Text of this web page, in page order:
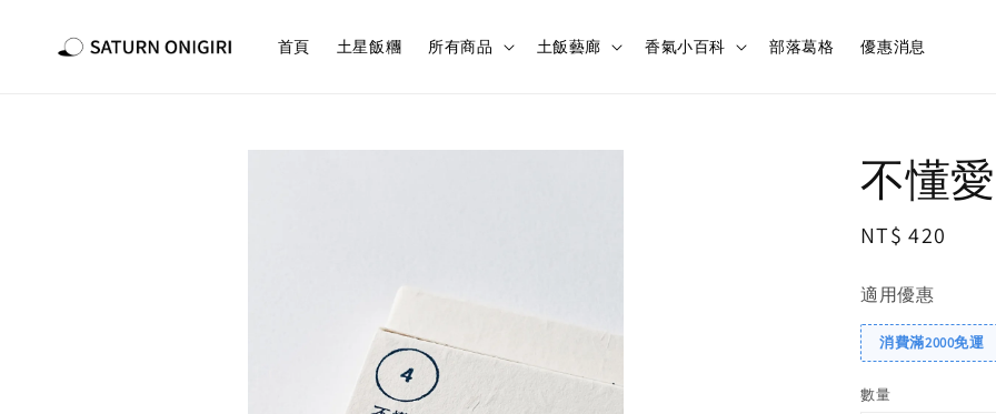
首頁 土星飯糰 所有商品 土飯藝廊 香氣小百科 部落葛格 優惠消息
不懂
Regular
NT$ 420
適用優惠
消費滿2000免運
數量